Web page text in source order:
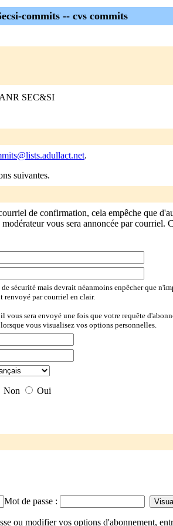
commits -- cvs commits
SEC&SI
.
suivantes.
de confirmation, cela empêche que
vous sera annoncée par courriel.
sécurité mais devrait néanmoins enpêcher que
par courriel en clair.
vous sera envoyé une fois que votre requête
vous visualisez vos options personnelles.
Non Oui
Mot de passe :
ou modifier vos options d'abonnement,